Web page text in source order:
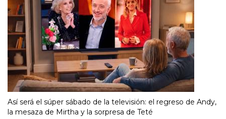
Así será el súper sábado de la televisión: el regreso de Andy,
la mesaza de Mirtha y la sorpresa de Teté